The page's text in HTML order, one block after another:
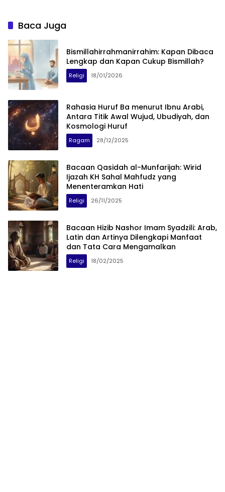
Baca Juga
Bismillahirrahmanirrahim: Kapan Dibaca
Lengkap dan Kapan Cukup Bismillah?
Religi 18/01/2026
Rahasia Huruf Ba menurut Ibnu Arabi,
Antara Titik Awal Wujud, Ubudiyah, dan
Kosmologi Huruf
Ragam 28/12/2025
Bacaan Qasidah al-Munfarijah: Wirid
Ijazah KH Sahal Mahfudz yang
Menenteramkan Hati
Religi 26/11/2025
Bacaan Hizib Nashor Imam Syadzili: Arab,
Latin dan Artinya Dilengkapi Manfaat
dan Tata Cara Mengamalkan
Religi 18/02/2025